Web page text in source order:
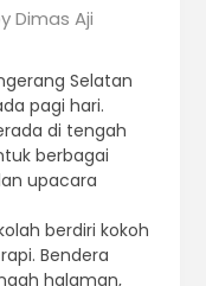
Dimas Aji
Selatan
pagi hari.
di tengah
berbagai
upacara
berdiri kokoh
Bendera
halaman,